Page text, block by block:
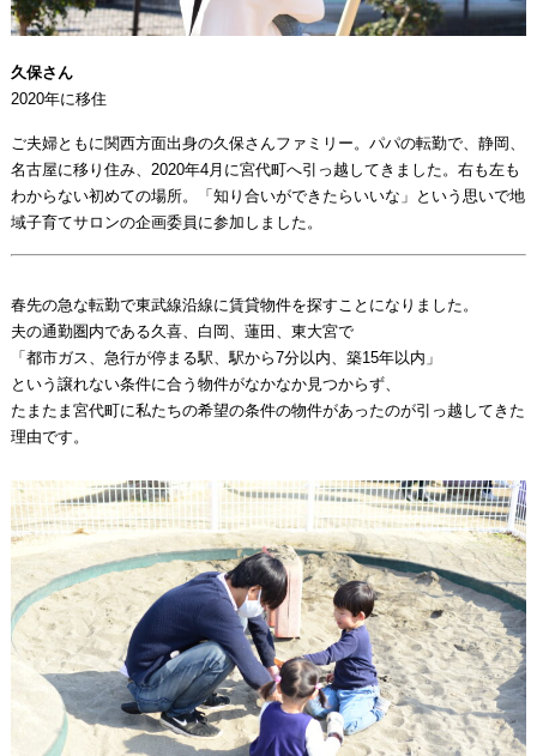
久保さん
2020年に移住
ご夫婦ともに関西方面出身の久保さんファミリー。パパの転勤で、静岡、
名古屋に移り住み、2020年4月に宮代町へ引っ越してきました。右も左も
わからない初めての場所。「知り合いができたらいいな」という思いで地
域子育てサロンの企画委員に参加しました。
春先の急な転勤で東武線沿線に賃貸物件を探すことになりました。
夫の通勤圏内である久喜、白岡、蓮田、東大宮で
「都市ガス、急行が停まる駅、駅から7分以内、築15年以内」
という譲れない条件に合う物件がなかなか見つからず、
たまたま宮代町に私たちの希望の条件の物件があったのが引っ越してきた
理由です。